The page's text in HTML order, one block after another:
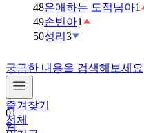
48은애하는 도적님아1
49손빈아1
50성리 3
궁금한 내용을 검색해보세요
즐겨찾기
전체
01
임